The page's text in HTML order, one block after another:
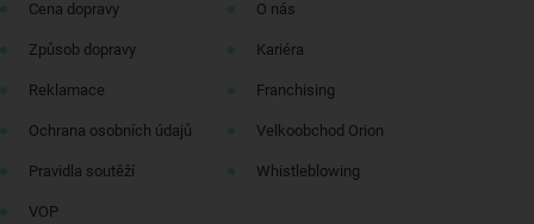
Cena dopravy
Způsob dopravy
Reklamace
Ochrana osobních údajů
Pravidla soutěží
VOP
O nás
Kariéra
Franchising
Velkoobchod Orion
Whistleblowing